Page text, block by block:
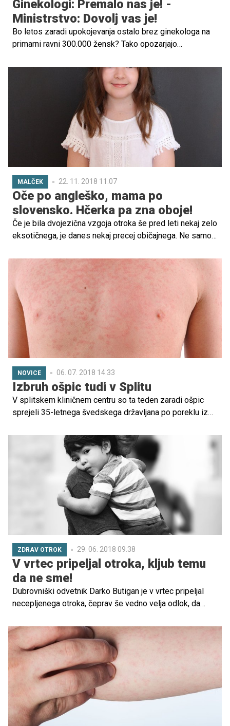
Ginekologi: Premalo nas je! -
Ministrstvo: Dovolj vas je!
Bo letos zaradi upokojevanja ostalo brez ginekologa na
primarni ravni 300.000 žensk? Tako opozarjajo
omogočeno nemoteno delo tako na primarnem kot tudi na
MALČEK 22. 11. 2018 11.07
Oče po angleško, mama po
slovensko. Hčerka pa zna oboje!
Če je bila dvojezična vzgoja otroka še pred leti nekaj zelo
eksotičnega, je danes nekaj precej običajnega. Ne samo
materinega osvojil tudi tuje jezike, ampak tudi zaradi
praktičnih razlogov. Vse več je namreč zakoncev, ki
prihajajo iz različnih jezikovnih okolij, zato je nekaj
povsem samoumevnega, da se z otrokom pogovarjata v
obeh jezikih. Izkušnjo nam je zaupala tudi 34-letna
mamica Tajda, ki ima hčerko z možem iz Južnoafriške
republike. Dužina živi v Bruslju.
NOVICE 06. 07. 2018 14.33
Izbruh ošpic tudi v Splitu
V splitskem kliničnem centru so ta teden zaradi ošpic
sprejeli 35-letnega švedskega državljana po poreklu iz
verjetno zbolel v BiH. Pri osebah, s katerimi je bil 35-
letnik v stiku, so uvedli vse potrebne ukrepe, da se
bolezen ne bi razširila.
ZDRAV OTROK 29. 06. 2018 09.38
V vrtec pripeljal otroka, kljub temu
da ne sme!
Dubrovniški odvetnik Darko Butigan je v vrtec pripeljal
necepljenega otroka, čeprav še vedno velja odlok, da